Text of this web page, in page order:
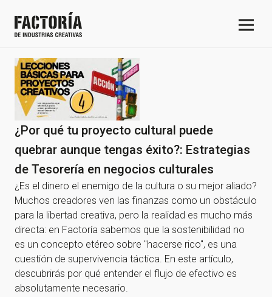
¿Por qué tu proyecto cultural puede
quebrar aunque tengas éxito?: Estrategias
de Tesorería en negocios culturales
¿Es el dinero el enemigo de la cultura o su mejor aliado?
Muchos creadores ven las finanzas como un obstáculo
para la libertad creativa, pero la realidad es mucho más
directa: en Factoría sabemos que la sostenibilidad no
es un concepto etéreo sobre "hacerse rico", es una
cuestión de supervivencia táctica. En este artículo,
descubrirás por qué entender el flujo de efectivo es
absolutamente necesario.